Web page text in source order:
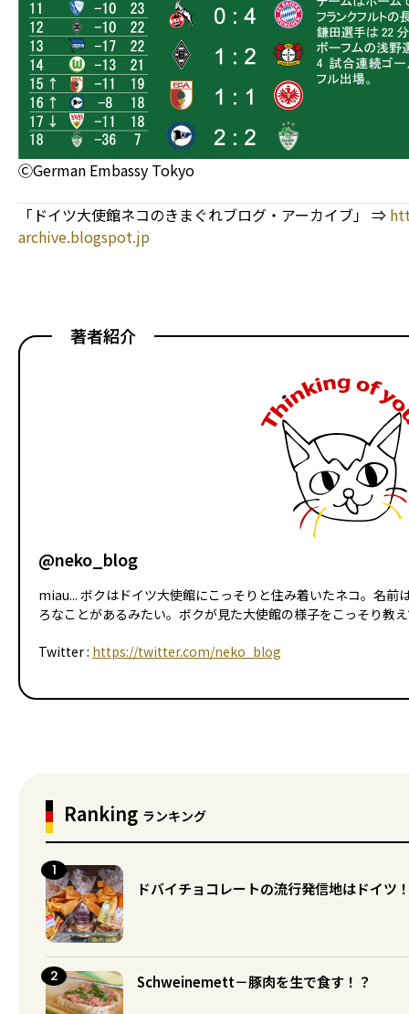
ⒸGerman Embassy Tokyo
「ドイツ大使館ネコのきまぐれブログ・アーカイブ」 ⇒
archive.blogspot.jp
著者紹介
@neko_blog
miau... ボクはドイツ大使館にこっそりと住み着いたネコ。名前
ろなことがあるみたい。ボクが見た大使館の様子をこっそり教
Twitter : https://twitter.com/neko_blog
Ranking ランキング
ドバイチョコレートの流行発信地はドイツ
Schweinemett－豚肉を生で食す！？